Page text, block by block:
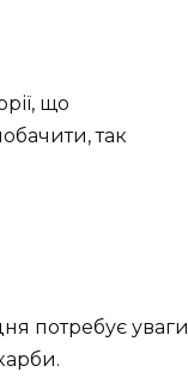
що
так
потребує уваги